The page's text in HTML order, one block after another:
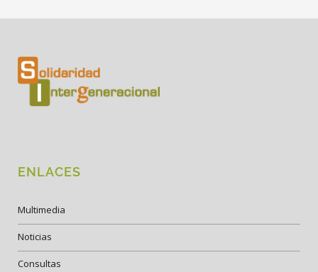
ENLACES
Multimedia
Noticias
Consultas